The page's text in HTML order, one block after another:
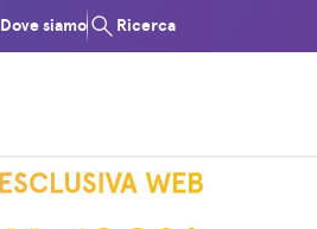
Dove siamo Ricerca